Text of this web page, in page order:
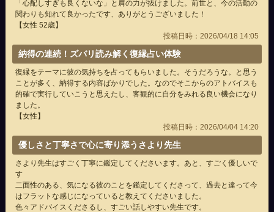
「心配しすぎも良くないな」と肩の力が抜けました。前世と、今の活動の
関わりも知れて良かったです、ありがとうございました！
【女性 52歳】
投稿日時：2026/04/18 14:05
納得の連続！ズバリ読み解く復縁占い体験
復縁をテーマに彼の気持ちを占ってもらいました。そうだろうな。と思う
ことが多く、納得する内容ばかりでした。なのでそこからのアトバイスも
的確で実行していこうと思えたし、客観的に自分をみれる良い機会になり
ました。
【女性】
投稿日時：2026/04/04 14:20
優しさと丁寧さで心に寄り添うさより先生
さより先生はすごく丁寧に鑑定してくださいます。あと、すごく優しいで
す
二面性のある、気になる彼のことを鑑定してくださって、過去と違って今
はフラットな感じになっていると教えてくださいました。
色々アドバイスくださるし、すごい話しやすい先生です。